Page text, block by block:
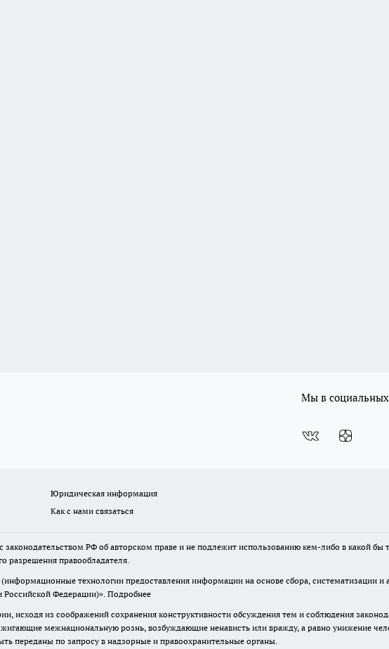
Мы в социальных
Юридическая информация
Как с нами связаться
законодательством РФ об авторском праве и не подлежит использованию кем-либо в какой
разрешения правообладателя.
технологии предоставления информации на основе сбора, систематизации и
Российской Федерации)». Подробнее
исходя из соображений сохранения конструктивности обсуждения тем и соблюдения
межнациональную рознь, возбуждающие ненависть или вражду, а равно унижение
переданы по запросу в надзорные и правоохранительные органы.